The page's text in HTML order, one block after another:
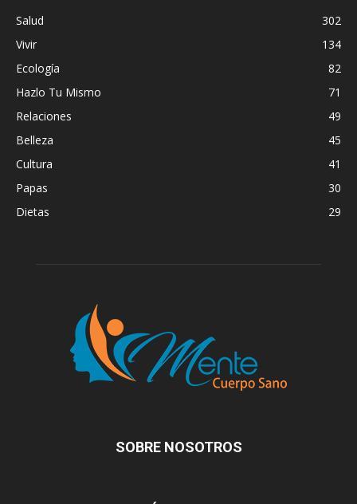
Salud
302
Vivir
134
Ecología
82
Hazlo Tu Mismo
71
Relaciones
49
Belleza
45
Cultura
41
Papas
30
Dietas
29
SOBRE NOSOTROS